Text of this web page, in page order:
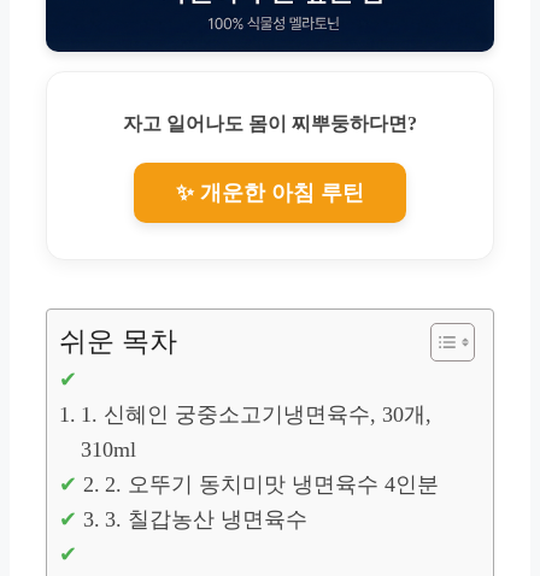
자고 일어나도 몸이 찌뿌둥하다면?
✨ 개운한 아침 루틴
쉬운 목차
1. 신혜인 궁중소고기냉면육수, 30개,
310ml
2. 오뚜기 동치미맛 냉면육수 4인분
3. 칠갑농산 냉면육수